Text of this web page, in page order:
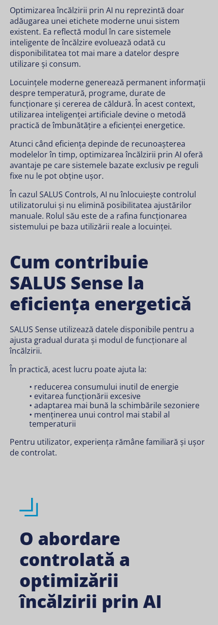
Optimizarea încălzirii prin AI nu reprezintă doar
adăugarea unei etichete moderne unui sistem
existent. Ea reflectă modul în care sistemele
inteligente de încălzire evoluează odată cu
disponibilitatea tot mai mare a datelor despre
utilizare și consum.
Locuințele moderne generează permanent informații
despre temperatură, programe, durate de
funcționare și cererea de căldură. În acest context,
utilizarea inteligenței artificiale devine o metodă
practică de îmbunătățire a eficienței energetice.
Atunci când eficiența depinde de recunoașterea
modelelor în timp, optimizarea încălzirii prin AI oferă
avantaje pe care sistemele bazate exclusiv pe reguli
fixe nu le pot obține ușor.
În cazul SALUS Controls, AI nu înlocuiește controlul
utilizatorului și nu elimină posibilitatea ajustărilor
manuale. Rolul său este de a rafina funcționarea
sistemului pe baza utilizării reale a locuinței.
Cum contribuie
SALUS Sense la
eficiența energetică
SALUS Sense utilizează datele disponibile pentru a
ajusta gradual durata și modul de funcționare al
încălzirii.
În practică, acest lucru poate ajuta la:
• reducerea consumului inutil de energie
• evitarea funcționării excesive
• adaptarea mai bună la schimbările sezoniere
• menținerea unui control mai stabil al
temperaturii
Pentru utilizator, experiența rămâne familiară și ușor
de controlat.
O abordare
controlată a
optimizării
încălzirii prin AI